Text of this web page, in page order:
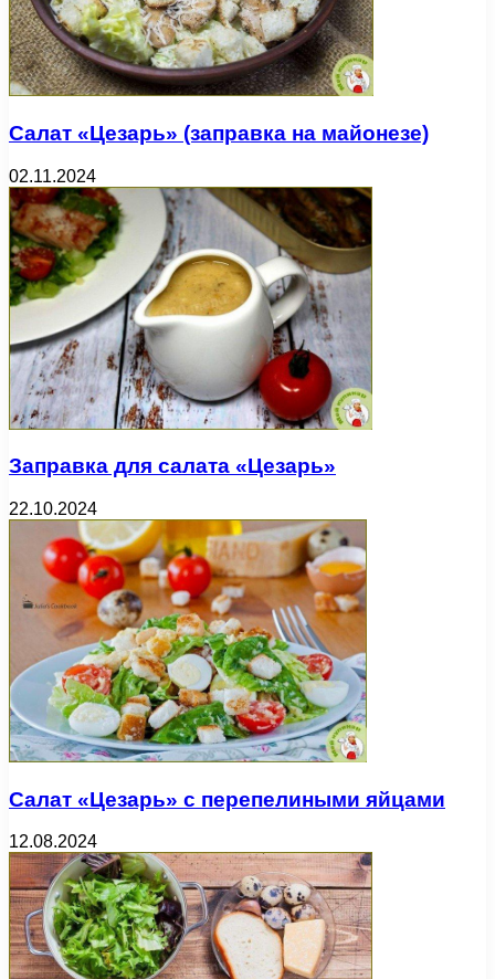
Салат «Цезарь» (заправка на майонезе)
02.11.2024
Заправка для салата «Цезарь»
22.10.2024
Салат «Цезарь» с перепелиными яйцами
12.08.2024